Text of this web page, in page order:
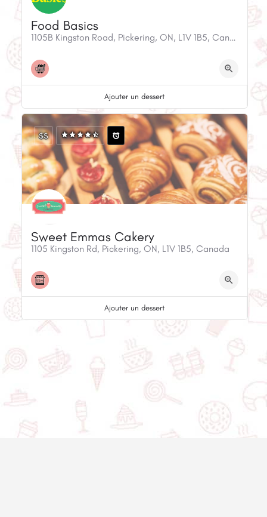
Food Basics
1105B Kingston Road, Pickering, ON, L1V 1B5, Canada
Ajouter un dessert
Sweet Emmas Cakery
1105 Kingston Rd, Pickering, ON, L1V 1B5, Canada
$$
Ajouter un dessert